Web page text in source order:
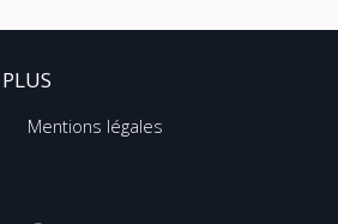
Mentions légales